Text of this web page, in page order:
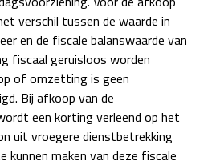
verschil tussen de waarde in
en de fiscale balanswaarde van
fiscaal geruisloos worden
of omzetting is geen
Bij afkoop van de
een korting verleend op het
uit vroegere dienstbetrekking
kunnen maken van deze fiscale